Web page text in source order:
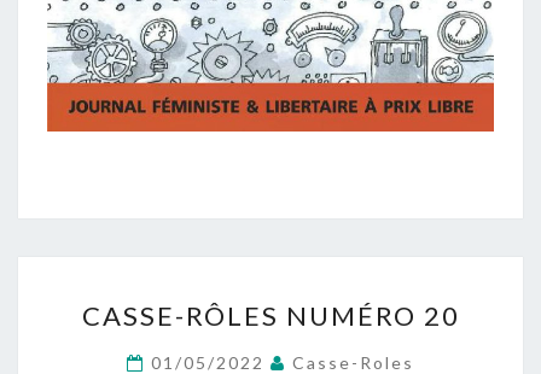
RÔLES
NUMÉRO
CASSE-RÔLES NUMÉRO 20
01/05/2022 Casse-Roles